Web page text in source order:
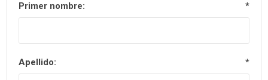
Primer nombre: *
Apellido: *